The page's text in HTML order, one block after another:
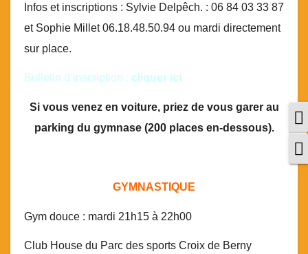
Infos et inscriptions : Sylvie Delpêch. : 06 84 03 33 87
et Sophie Millet 06.18.48.50.94 ou mardi directement
sur place.
Bulletin d’inscription : cliquer ici
Si vous venez en voiture, priez de vous garer au
parking du gymnase (200 places en-dessous).
GYMNASTIQUE
Gym douce : mardi 21h15 à 22h00
Club House du Parc des sports Croix de Berny